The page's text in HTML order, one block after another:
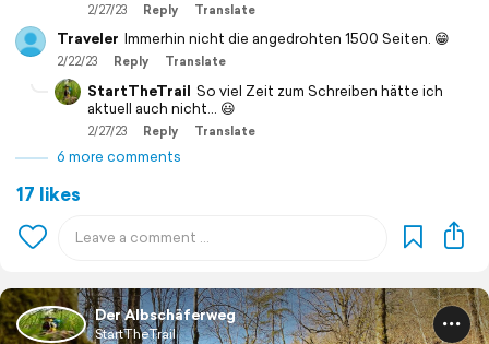
2/27/23 Reply Translate
Traveler Immerhin nicht die angedrohten 1500 Seiten. 😁
2/22/23 Reply Translate
StartTheTrail So viel Zeit zum Schreiben hätte ich
aktuell auch nicht… 😃
2/27/23 Reply Translate
6 more comments
17 likes
Der Albschäferweg
StartTheTrail